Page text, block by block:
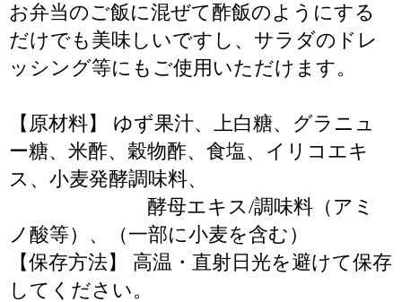
お弁当のご飯に混ぜて酢飯のようにする
だけでも美味しいですし、サラダのドレ
ッシング等にもご使用いただけます。
【原材料】 ゆず果汁、上白糖、グラニュ
ー糖、米酢、穀物酢、食塩、イリコエキ
ス、小麦発酵調味料、
酵母エキス/調味料（アミ
ノ酸等）、（一部に小麦を含む）
【保存方法】 高温・直射日光を避けて保存
してください。